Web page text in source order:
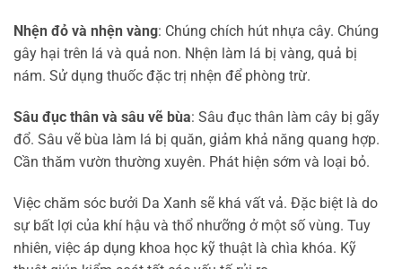
Nhện đỏ và nhện vàng: Chúng chích hút nhựa cây. Chúng
gây hại trên lá và quả non. Nhện làm lá bị vàng, quả bị
nám. Sử dụng thuốc đặc trị nhện để phòng trừ.
Sâu đục thân và sâu vẽ bùa: Sâu đục thân làm cây bị gãy
đổ. Sâu vẽ bùa làm lá bị quăn, giảm khả năng quang hợp.
Cần thăm vườn thường xuyên. Phát hiện sớm và loại bỏ.
Việc chăm sóc bưởi Da Xanh sẽ khá vất vả. Đặc biệt là do
sự bất lợi của khí hậu và thổ nhưỡng ở một số vùng. Tuy
nhiên, việc áp dụng khoa học kỹ thuật là chìa khóa. Kỹ